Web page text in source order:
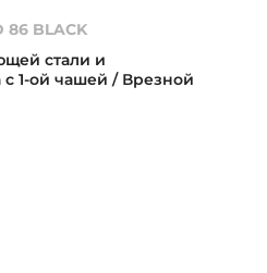
86 BLACK
стали и
с 1-ой чашей / Врезной